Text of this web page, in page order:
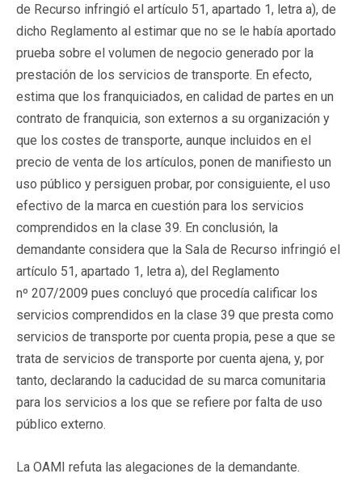
de Recurso infringió el artículo 51, apartado 1, letra a), de
dicho Reglamento al estimar que no se le había aportado
prueba sobre el volumen de negocio generado por la
prestación de los servicios de transporte. En efecto,
estima que los franquiciados, en calidad de partes en un
contrato de franquicia, son externos a su organización y
que los costes de transporte, aunque incluidos en el
precio de venta de los artículos, ponen de manifiesto un
uso público y persiguen probar, por consiguiente, el uso
efectivo de la marca en cuestión para los servicios
comprendidos en la clase 39. En conclusión, la
demandante considera que la Sala de Recurso infringió el
artículo 51, apartado 1, letra a), del Reglamento
nº 207/2009 pues concluyó que procedía calificar los
servicios comprendidos en la clase 39 que presta como
servicios de transporte por cuenta propia, pese a que se
trata de servicios de transporte por cuenta ajena, y, por
tanto, declarando la caducidad de su marca comunitaria
para los servicios a los que se refiere por falta de uso
público externo.
La OAMI refuta las alegaciones de la demandante.